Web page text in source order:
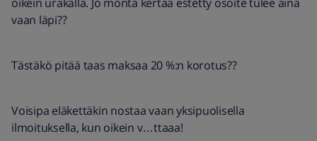
vaan läpi??
Tästäkö pitää taas maksaa 20 %:n korotus??
Voisipa eläkettäkin nostaa vaan yksipuolisella
ilmoituksella, kun oikein v…ttaaa!